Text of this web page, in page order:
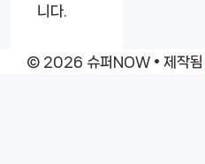
니다.
© 2026 슈퍼NOW • 제작됨